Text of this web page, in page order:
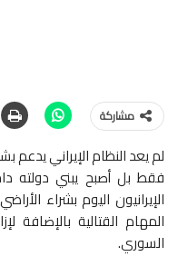
مشاركة
لم يعد النظام الإيراني يدعم
فقط بل أصبح يبني دولته
الإيرانيون اليوم بشراء
المهام القتالية
السوري.